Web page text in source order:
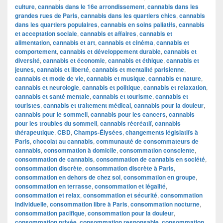
culture, cannabis dans le 16e arrondissement, cannabis dans les
grandes rues de Paris, cannabis dans les quartiers chics, cannabis
dans les quartiers populaires, cannabis en soins paliatifs, cannabis
et acceptation sociale, cannabis et affaires, cannabis et
alimentation, cannabis et art, cannabis et cinéma, cannabis et
comportement, cannabis et développement durable, cannabis et
diversité, cannabis et économie, cannabis et éthique, cannabis et
jeunes, cannabis et liberté, cannabis et mentalité parisienne,
cannabis et mode de vie, cannabis et musique, cannabis et nature,
cannabis et neurologie, cannabis et politique, cannabis et relaxation,
cannabis et santé mentale, cannabis et tourisme, cannabis et
touristes, cannabis et traitement médical, cannabis pour la douleur,
cannabis pour le sommeil, cannabis pour les cancers, cannabis
pour les troubles du sommeil, cannabis récréatif, cannabis
thérapeutique, CBD, Champs-Élysées, changements législatifs à
Paris, chocolat au cannabis, communauté de consommateurs de
cannabis, consommation à domicile, consommation consciente,
consommation de cannabis, consommation de cannabis en société,
consommation discrète, consommation discrète à Paris,
consommation en dehors de chez soi, consommation en groupe,
consommation en terrasse, consommation et légalité,
consommation et relax, consommation et sécurité, consommation
individuelle, consommation libre à Paris, consommation nocturne,
consommation pacifique, consommation pour la douleur,